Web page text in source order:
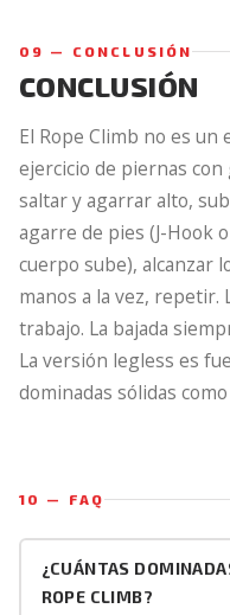
09 — CONCLUSIÓN
CONCLUSIÓN
El Rope Climb no es
ejercicio de piernas
saltar y agarrar alto,
agarre de pies (J-Hook
cuerpo sube), alcanzar
manos a la vez, repetir.
trabajo. La bajada
La versión legless es
dominadas sólidas
10 — FAQ
¿CUÁNTAS
ROPE CLIMB?